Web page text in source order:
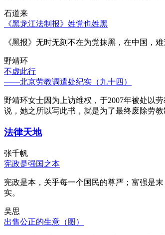
石道来
《黑龙江法制报》姓党也姓黑
《黑报》无时无刻不在为党抹黑，在中国，
野靖环
不虚此行
——北京劳教调遣处纪实（九十四）
野靖环女士因为上访维权，于2007年被处以
说，她之所以写此书，就是为了最终废除劳教
法律天地
张千帆
宪政是强国之本
宪政是本，关乎每一个国民的尊严；富强是
实。
吴思
出售公正的生意（图）